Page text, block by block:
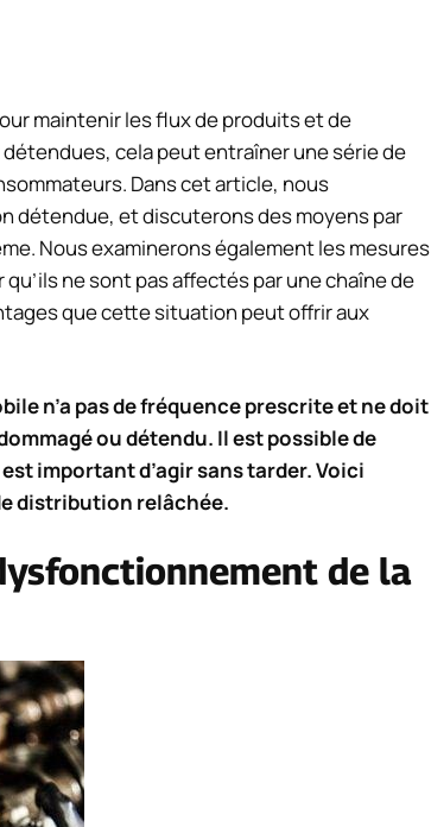
maintenir les flux de produits et de
cela peut entraîner une série de
Dans cet article, nous
détendue, et discuterons des moyens par
Nous examinerons également les mesures
ne sont pas affectés par une chaîne de
que cette situation peut offrir aux
n’a pas de fréquence prescrite et ne doit
ou détendu. Il est possible de
important d’agir sans tarder. Voici
distribution relâchée.
de la